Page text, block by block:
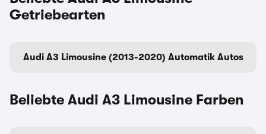
Getriebearten
Audi A3 Limousine (2013-2020) Automatik Autos
Beliebte Audi A3 Limousine Farben